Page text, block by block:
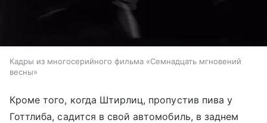
Кадры из многосерийного фильма «Семнадцать мгновений
весны»
Кроме того, когда Штирлиц, пропустив пива у
Готтлиба, садится в свой автомобиль, в заднем